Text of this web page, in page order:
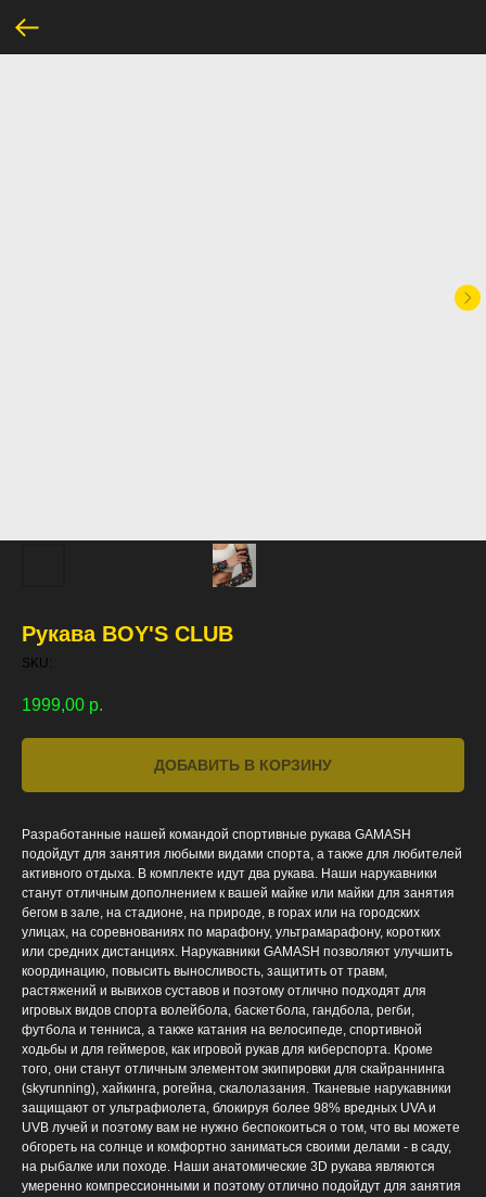
Рукава BOY'S CLUB
SKU:
1999,00 р.
ДОБАВИТЬ В КОРЗИНУ
Разработанные нашей командой спортивные рукава GAMASH
подойдут для занятия любыми видами спорта, а также для любителей
активного отдыха. В комплекте идут два рукава. Наши нарукавники
станут отличным дополнением к вашей майке или майки для занятия
бегом в зале, на стадионе, на природе, в горах или на городских
улицах, на соревнованиях по марафону, ультрамарафону, коротких
или средних дистанциях. Нарукавники GAMASH позволяют улучшить
координацию, повысить выносливость, защитить от травм,
растяжений и вывихов суставов и поэтому отлично подходят для
игровых видов спорта волейбола, баскетбола, гандбола, регби,
футбола и тенниса, а также катания на велосипеде, спортивной
ходьбы и для геймеров, как игровой рукав для киберспорта. Кроме
того, они станут отличным элементом экипировки для скайраннинга
(skyrunning), хайкинга, рогейна, скалолазания. Тканевые нарукавники
защищают от ультрафиолета, блокируя более 98% вредных UVA и
UVB лучей и поэтому вам не нужно беспокоиться о том, что вы можете
обгореть на солнце и комфортно заниматься своими делами - в саду,
на рыбалке или походе. Наши анатомические 3D рукава являются
умеренно компрессионными и поэтому отлично подойдут для занятия